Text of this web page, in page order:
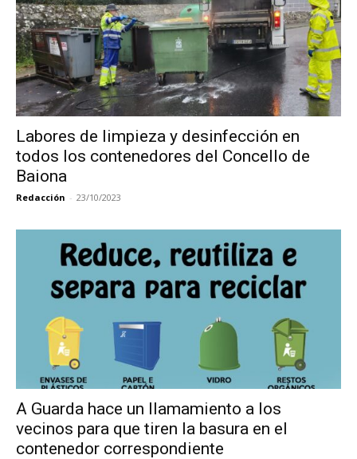
Labores de limpieza y desinfección en
todos los contenedores del Concello de
Baiona
Redacción - 23/10/2023
A Guarda hace un llamamiento a los
vecinos para que tiren la basura en el
contenedor correspondiente